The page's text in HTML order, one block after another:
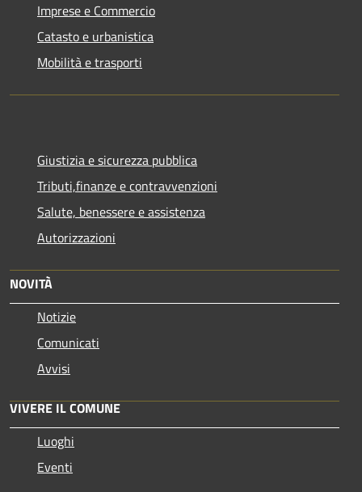
Imprese e Commercio
Catasto e urbanistica
Mobilità e trasporti
Giustizia e sicurezza pubblica
Tributi,finanze e contravvenzioni
Salute, benessere e assistenza
Autorizzazioni
NOVITÀ
Notizie
Comunicati
Avvisi
VIVERE IL COMUNE
Luoghi
Eventi